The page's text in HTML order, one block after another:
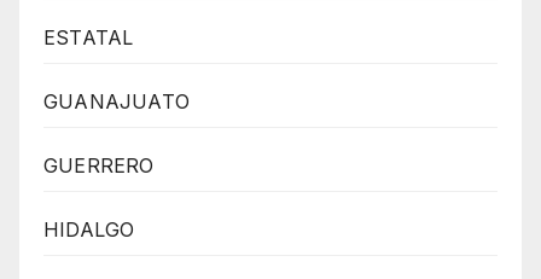
ESTATAL
GUANAJUATO
GUERRERO
HIDALGO